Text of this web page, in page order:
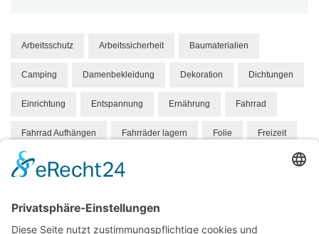
Arbeitsschutz Arbeitssicherheit Baumaterialien
Camping Damenbekleidung Dekoration Dichtungen
Einrichtung Entspannung Ernährung Fahrrad
Fahrrad Aufhängen Fahrräder lagern Folie Freizeit
Gesundheit Hund